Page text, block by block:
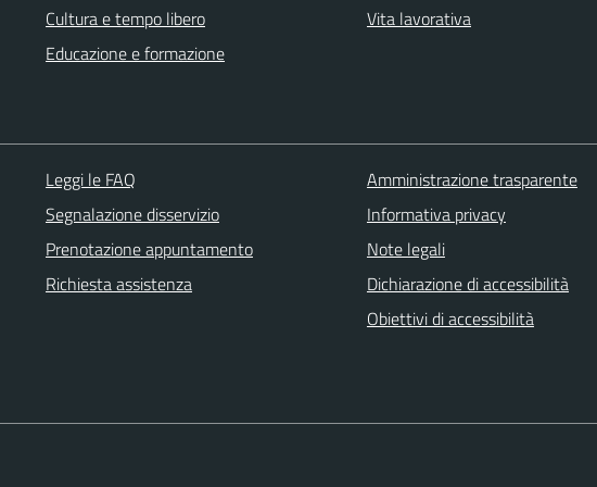
Cultura e tempo libero
Educazione e formazione
Vita lavorativa
Leggi le FAQ
Segnalazione disservizio
Prenotazione appuntamento
Richiesta assistenza
Amministrazione trasparente
Informativa privacy
Note legali
Dichiarazione di accessibilità
Obiettivi di accessibilità